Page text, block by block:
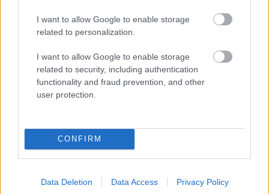
I want to allow Google to enable storage
related to personalization.
I want to allow Google to enable storage
related to security, including authentication
functionality and fraud prevention, and other
user protection.
CONFIRM
Data Deletion Data Access Privacy Policy
Βυτίνα
Πριν τη Βυτίνα οπωσδήποτε κάντε μια στάση στον